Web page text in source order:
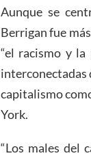
Aunque se
Berrigan fue
“el racismo y
interconectadas
capitalismo
York.
“Los males del